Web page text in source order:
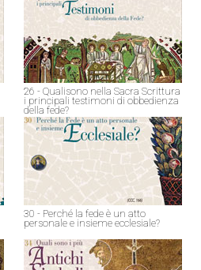
26 - Qualisono nella Sacra Scrittura
i principali testimoni di obbedienza
della fede?
30 - Perché la fede è un atto
personale e insieme ecclesiale?